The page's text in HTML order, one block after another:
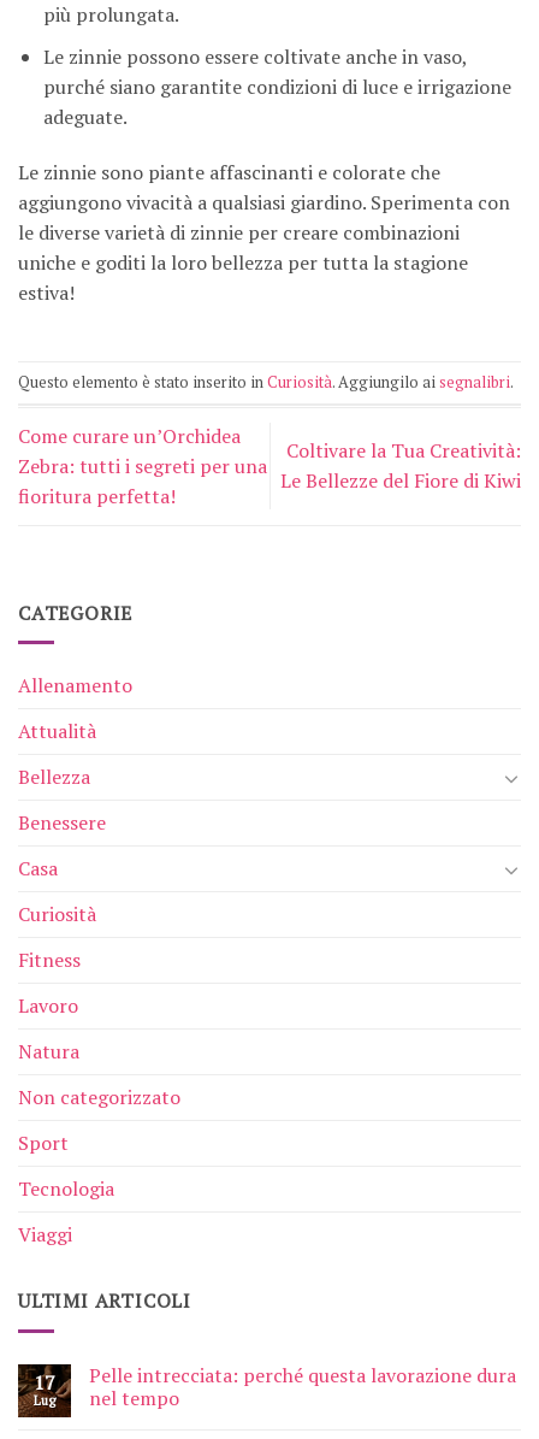
più prolungata.
Le zinnie possono essere coltivate anche in vaso,
purché siano garantite condizioni di luce e irrigazione
adeguate.
Le zinnie sono piante affascinanti e colorate che
aggiungono vivacità a qualsiasi giardino. Sperimenta con
le diverse varietà di zinnie per creare combinazioni
uniche e goditi la loro bellezza per tutta la stagione
estiva!
Questo elemento è stato inserito inCuriosità. Aggiungilo aisegnalibri.
Come curare un’Orchidea
Zebra: tutti i segreti per una
fioritura perfetta!
Coltivare la Tua Creatività:
Le Bellezze del Fiore di Kiwi
CATEGORIE
Allenamento
Attualità
Bellezza
Benessere
Casa
Curiosità
Fitness
Lavoro
Natura
Non categorizzato
Sport
Tecnologia
Viaggi
ULTIMI ARTICOLI
17
Lug
Pelle intrecciata: perché questa lavorazione dura
nel tempo